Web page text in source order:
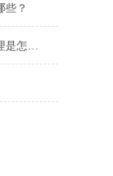
些？
紫外荧光定硫仪的工作原理是怎样的